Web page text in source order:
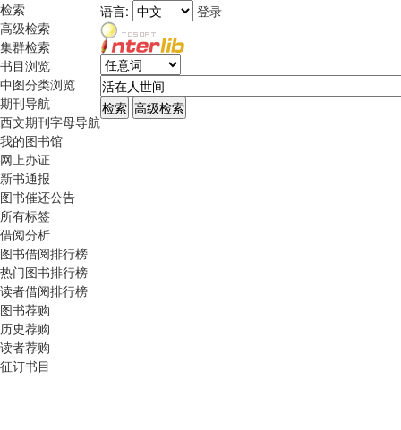
检索
高级检索
集群检索
书目浏览
中图分类浏览
期刊导航
西文期刊字母导航
我的图书馆
网上办证
新书通报
图书催还公告
所有标签
借阅分析
图书借阅排行榜
热门图书排行榜
读者借阅排行榜
图书荐购
历史荐购
读者荐购
征订书目
语言: 登录